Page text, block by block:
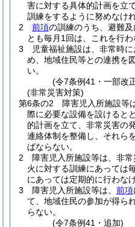
害に対する具体的計画を立
訓練をするように努めなけ
2
前項の訓練のうち、避難
とも毎月1回は、これを行わ
3
児童福祉施設は、非常時
め、地域住民等との連携を
い。
(令7条例41・一部改
(非常災害対策)
第6条の2
障害児入所施設等
際に必要な設備を設けると
的計画を立て、非常災害の
連絡体制を整備し、それら
ばならない。
2
障害児入所施設等は、非
火に対する訓練にあっては
にあっては定期的に行わな
3
障害児入所施設等は、 前項
て、地域住民の参加が得ら
らない。
(令7条例41・追加)